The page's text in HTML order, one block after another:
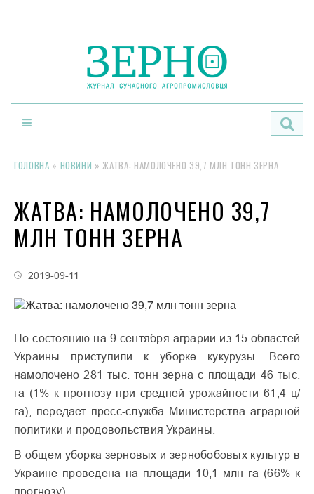
ГОЛОВНА » НОВИНИ »ЖАТВА: НАМОЛОЧЕНО 39,7 МЛН ТОНН ЗЕРНА
ЖАТВА: НАМОЛОЧЕНО 39,7
МЛН ТОНН ЗЕРНА
2019-09-11
По состоянию на 9 сентября аграрии из 15 областей
Украины приступили к уборке кукурузы. Всего
намолочено 281 тыс. тонн зерна с площади 46 тыс.
га (1% к прогнозу при средней урожайности 61,4 ц/
га), передает пресс-служба Министерства аграрной
политики и продовольствия Украины.
В общем уборка зерновых и зернобобовых культур в
Украине проведена на площади 10,1 млн га (66% к
прогнозу).